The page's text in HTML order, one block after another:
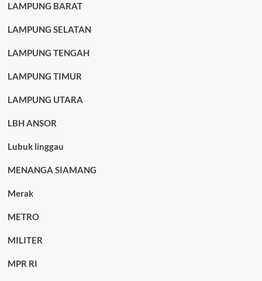
LAMPUNG BARAT
LAMPUNG SELATAN
LAMPUNG TENGAH
LAMPUNG TIMUR
LAMPUNG UTARA
LBH ANSOR
Lubuk linggau
MENANGA SIAMANG
Merak
METRO
MILITER
MPR RI